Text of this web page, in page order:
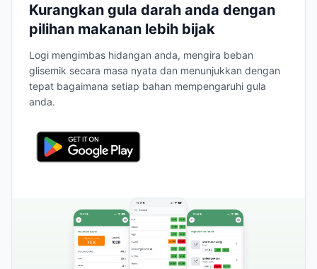
Kurangkan gula darah anda dengan
pilihan makanan lebih bijak
Logi mengimbas hidangan anda, mengira beban
glisemik secara masa nyata dan menunjukkan dengan
tepat bagaimana setiap bahan mempengaruhi gula
anda.